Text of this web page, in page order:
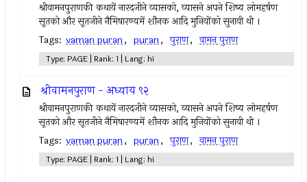
श्रीवामनपुराणकी कथायें नारदजीने व्यासको, व्यासने अपने शिष्य लोमहर्षण
सूतको और सूतजीने नैमिषारण्यमें शौनक आदि मुनियोंको सुनायी थी ।
Tags: vaman puran, puran, पुराण, वामन पुराण
Type: PAGE | Rank: 1 | Lang: hi
श्रीवामनपुराण - अध्याय ९२
श्रीवामनपुराणकी कथायें नारदजीने व्यासको, व्यासने अपने शिष्य लोमहर्षण
सूतको और सूतजीने नैमिषारण्यमें शौनक आदि मुनियोंको सुनायी थी ।
Tags: vaman puran, puran, पुराण, वामन पुराण
Type: PAGE | Rank: 1 | Lang: hi